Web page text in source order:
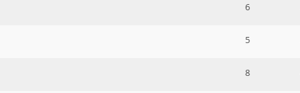
6
5
8